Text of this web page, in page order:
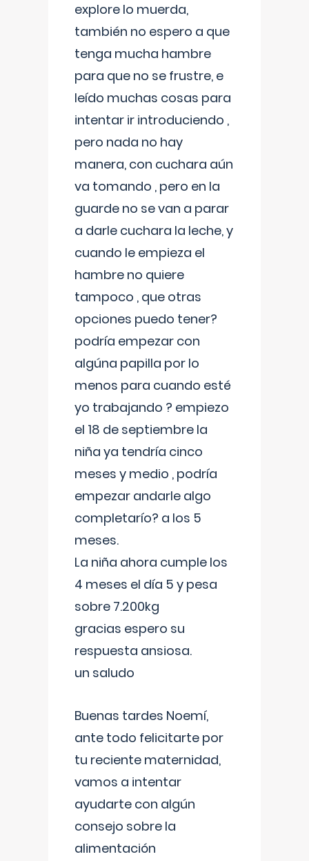
explore lo muerda,
también no espero a que
tenga mucha hambre
para que no se frustre, e
leído muchas cosas para
intentar ir introduciendo ,
pero nada no hay
manera, con cuchara aún
va tomando , pero en la
guarde no se van a parar
a darle cuchara la leche, y
cuando le empieza el
hambre no quiere
tampoco , que otras
opciones puedo tener?
podría empezar con
algúna papilla por lo
menos para cuando esté
yo trabajando ? empiezo
el 18 de septiembre la
niña ya tendría cinco
meses y medio , podría
empezar andarle algo
completarío? a los 5
meses.
La niña ahora cumple los
4 meses el día 5 y pesa
sobre 7.200kg
gracias espero su
respuesta ansiosa.
un saludo
Buenas tardes Noemí,
ante todo felicitarte por
tu reciente maternidad,
vamos a intentar
ayudarte con algún
consejo sobre la
alimentación